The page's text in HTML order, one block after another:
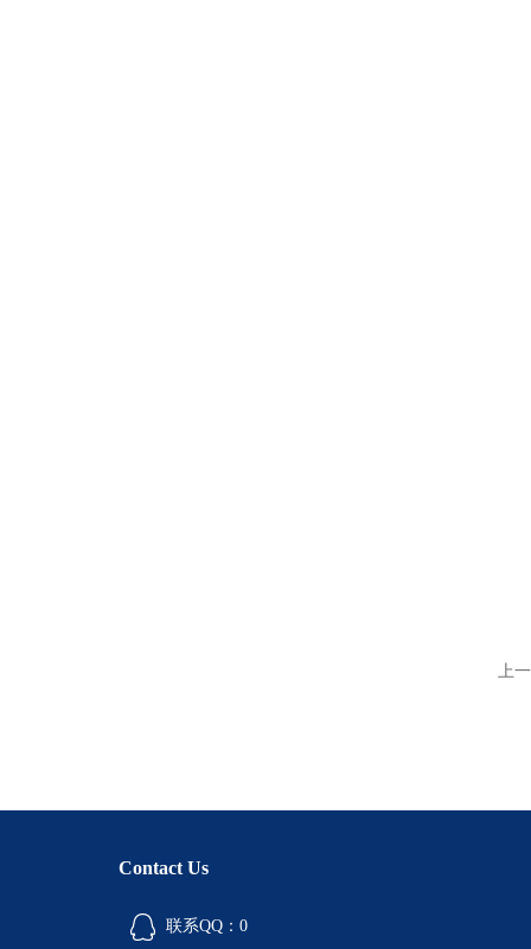
上
Contact Us
联系QQ：0